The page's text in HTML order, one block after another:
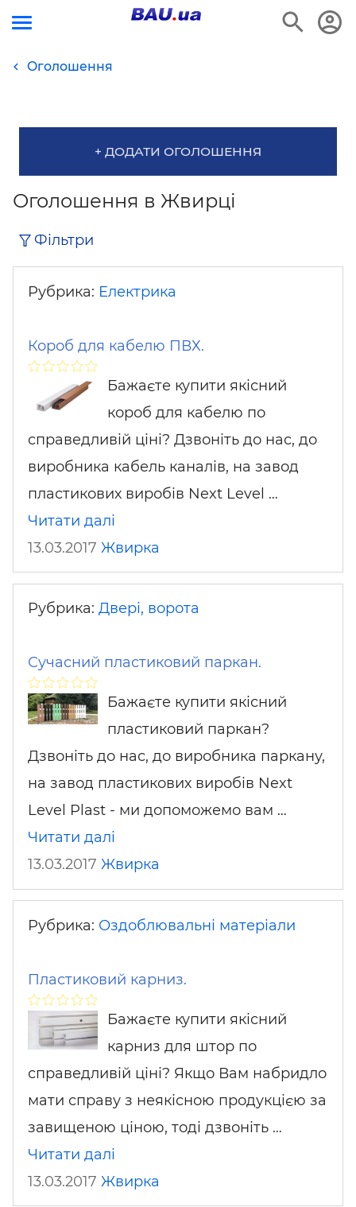
Оголошення
+ ДОДАТИ ОГОЛОШЕННЯ
Оголошення в Жвирці
Фільтри
Рубрика: Електрика
Короб для кабелю ПВХ.
Бажаєте купити якісний
короб для кабелю по
справедливій ціні? Дзвоніть до нас, до
виробника кабель каналів, на завод
пластикових виробів Next Level …
Читати далі
13.03.2017 Жвирка
Рубрика: Двері, ворота
Сучасний пластиковий паркан.
Бажаєте купити якісний
пластиковий паркан?
Дзвоніть до нас, до виробника паркану,
на завод пластикових виробів Next
Level Plast - ми допоможемо вам …
Читати далі
13.03.2017 Жвирка
Рубрика: Оздоблювальні матеріали
Пластиковий карниз.
Бажаєте купити якісний
карниз для штор по
справедливій ціні? Якщо Вам набридло
мати справу з неякісною продукцією за
завищеною ціною, тоді дзвоніть …
Читати далі
13.03.2017 Жвирка